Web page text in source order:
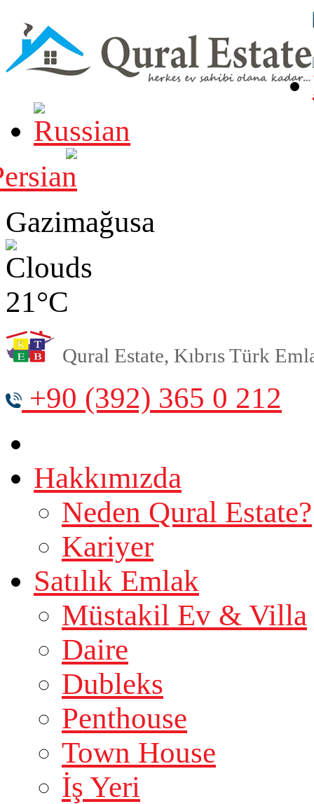
Gazimağusa
21°C
Qural Estate, Kıbrıs Türk
+90 (392) 365 0 212
Hakkımızda
Neden Qural Estate?
Kariyer
Satılık Emlak
Müstakil Ev & Villa
Daire
Dubleks
Penthouse
Town House
İş Yeri